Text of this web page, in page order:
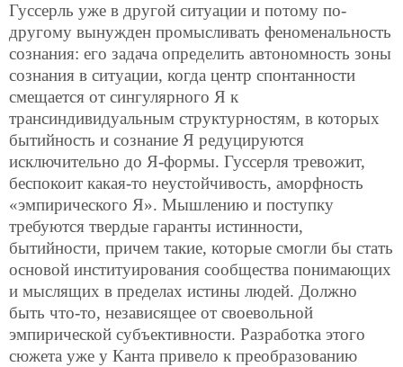
Гуссерль уже в другой ситуации и потому по-
другому вынужден промысливать феноменальность
сознания: его задача определить автономность зоны
сознания в ситуации, когда центр спонтанности
смещается от сингулярного Я к
трансиндивидуальным структурностям, в которых
бытийность и сознание Я редуцируются
исключительно до Я-формы. Гуссерля тревожит,
беспокоит какая-то неустойчивость, аморфность
«эмпирического Я». Мышлению и поступку
требуются твердые гаранты истинности,
бытийности, причем такие, которые смогли бы стать
основой институирования сообщества понимающих
и мыслящих в пределах истины людей. Должно
быть что-то, независящее от своевольной
эмпирической субъективности. Разработка этого
сюжета уже у Канта привело к преобразованию